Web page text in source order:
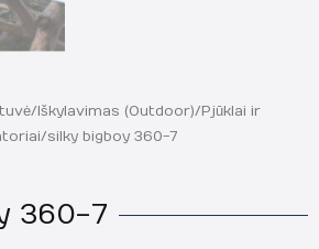
/Iškylavimas (Outdoor)/Pjūklai ir
/ silky bigboy 360-7
360-7